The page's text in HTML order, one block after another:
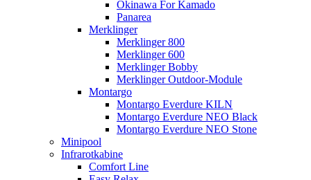
Okinawa For Kamado
Panarea
Merklinger
Merklinger 800
Merklinger 600
Merklinger Bobby
Merklinger Outdoor-Module
Montargo
Montargo Everdure KILN
Montargo Everdure NEO Black
Montargo Everdure NEO Stone
Minipool
Infrarotkabine
Comfort Line